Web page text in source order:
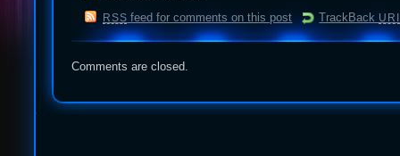
RSS feed for comments on this post TrackBack URI
Comments are closed.